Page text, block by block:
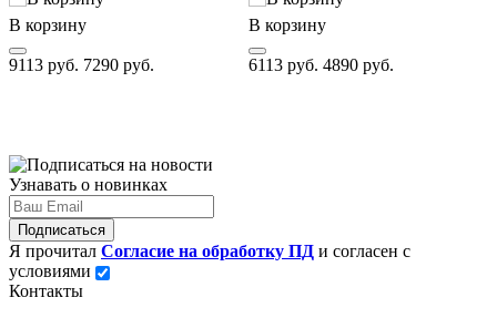
В корзину
9113 руб. 7290 руб.
В корзину
6113 руб. 4890 руб.
Узнавать о новинках
Подписаться
Я прочитал Согласие на обработку ПД и согласен с
условиями
Контакты